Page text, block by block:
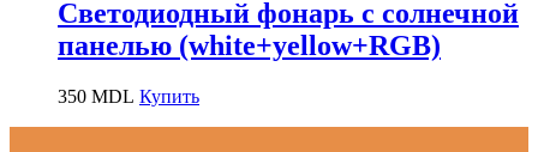
Светодиодный фонарь с солнечной
панелью (white+yellow+RGB)
350 MDL Купить